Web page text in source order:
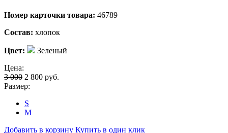
Номер карточки товара: 46789
Состав: хлопок
Цвет:
Зеленый
Цена:
3 000 2 800 руб.
Размер:
S
M
Добавить в корзину Купить в один клик